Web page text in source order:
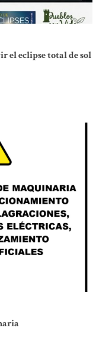
el eclipse total de sol